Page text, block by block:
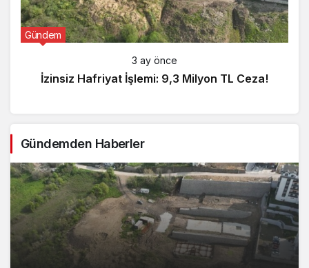
Gündem
3 ay önce
İzinsiz Hafriyat İşlemi: 9,3 Milyon TL Ceza!
Gündemden Haberler